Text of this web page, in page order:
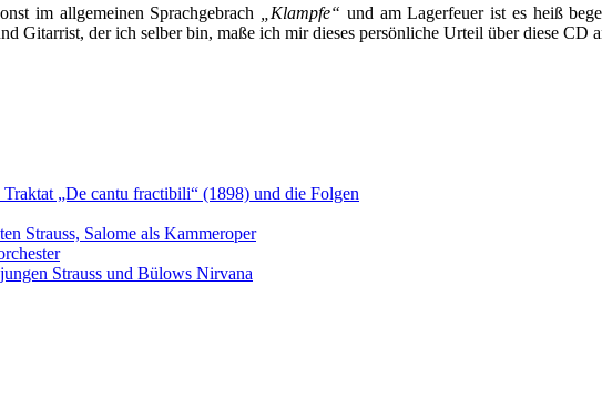
im allgemeinen Sprachgebrach
„Klampfe“ und am Lagerfeuer ist es heiß
Gitarrist, der ich selber bin, maße ich mir dieses persönliche Urteil über diese CD
„De cantu fractibili“ (1898) und die Folgen
Strauss, Salome als Kammeroper
Strauss und Bülows Nirvana